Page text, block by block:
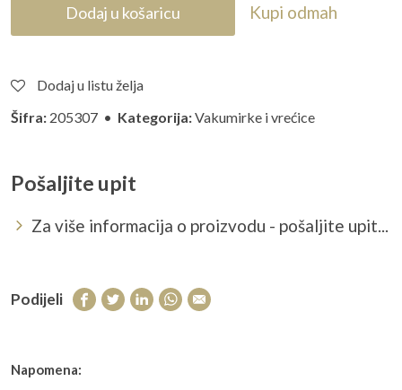
Dodaj u košaricu Kupi odmah
Dodaj u listu želja
Šifra: 205307 • Kategorija:Vakumirke i vrećice
Pošaljite upit
Za više informacija o proizvodu - pošaljite upit...
Podijeli
Napomena: